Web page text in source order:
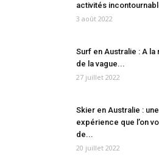
activités
3 août 2022
Surf en Australie : A
de la vague...
27 juillet 2022
Skier en Australie : une
expérience que l’on
de...
20 juillet 2022